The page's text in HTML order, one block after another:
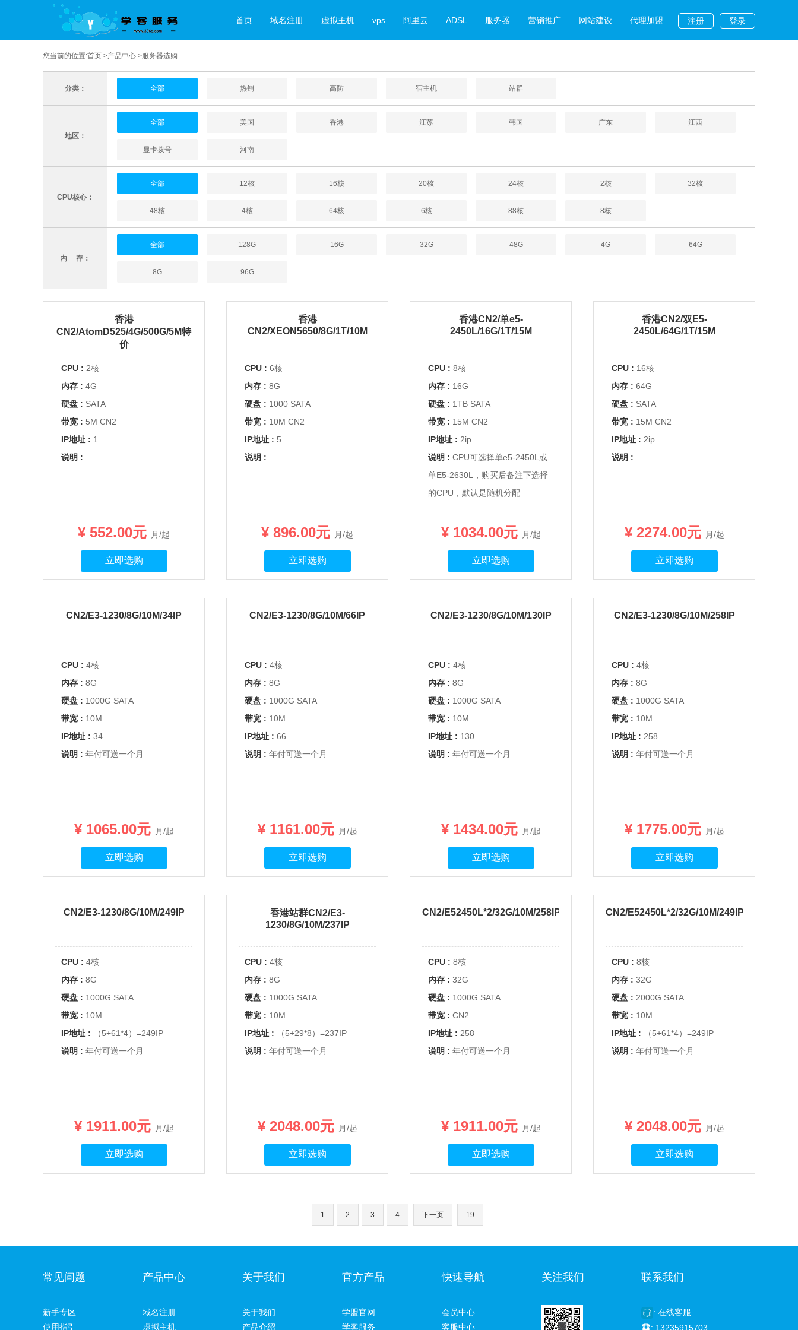
登录
注册
首页 域名注册 虚拟主机 vps 阿里云 ADSL 服务器 营销推广 网站建设 代理加盟
您当前的位置:首页 >产品中心 >服务器选购
分类： 全部 热销 高防 宿主机 站群
地区：
全部 美国 香港 江苏 韩国 广东 江西
显卡拨号 河南
CPU核心：
全部 12核 16核 20核 24核 2核 32核
48核 4核 64核 6核 88核 8核
内 存：
全部 128G 16G 32G 48G 4G 64G
8G 96G
香港
CN2/AtomD525/4G/500G/5M特
价
CPU : 2核
内存 : 4G
硬盘 : SATA
带宽 : 5M CN2
IP地址 : 1
说明 :
¥ 552.00元 月/起
立即选购
香港
CN2/XEON5650/8G/1T/10M
CPU : 6核
内存 : 8G
硬盘 : 1000 SATA
带宽 : 10M CN2
IP地址 : 5
说明 :
¥ 896.00元 月/起
立即选购
香港CN2/单e5-
2450L/16G/1T/15M
CPU : 8核
内存 : 16G
硬盘 : 1TB SATA
带宽 : 15M CN2
IP地址 : 2ip
说明 : CPU可选择单e5-2450L或
单E5-2630L，购买后备注下选择
的CPU，默认是随机分配
¥ 1034.00元 月/起
立即选购
香港CN2/双E5-
2450L/64G/1T/15M
CPU : 16核
内存 : 64G
硬盘 : SATA
带宽 : 15M CN2
IP地址 : 2ip
说明 :
¥ 2274.00元 月/起
立即选购
CN2/E3-1230/8G/10M/34IP
CPU : 4核
内存 : 8G
硬盘 : 1000G SATA
带宽 : 10M
IP地址 : 34
说明 : 年付可送一个月
¥ 1065.00元 月/起
立即选购
CN2/E3-1230/8G/10M/66IP
CPU : 4核
内存 : 8G
硬盘 : 1000G SATA
带宽 : 10M
IP地址 : 66
说明 : 年付可送一个月
¥ 1161.00元 月/起
立即选购
CN2/E3-1230/8G/10M/130IP
CPU : 4核
内存 : 8G
硬盘 : 1000G SATA
带宽 : 10M
IP地址 : 130
说明 : 年付可送一个月
¥ 1434.00元 月/起
立即选购
CN2/E3-1230/8G/10M/258IP
CPU : 4核
内存 : 8G
硬盘 : 1000G SATA
带宽 : 10M
IP地址 : 258
说明 : 年付可送一个月
¥ 1775.00元 月/起
立即选购
CN2/E3-1230/8G/10M/249IP
CPU : 4核
内存 : 8G
硬盘 : 1000G SATA
带宽 : 10M
IP地址 :
（5+61*4）=249IP
说明 : 年付可送一个月
¥ 1911.00元 月/起
立即选购
香港站群CN2/E3-
1230/8G/10M/237IP
CPU : 4核
内存 : 8G
硬盘 : 1000G SATA
带宽 : 10M
IP地址 :
（5+29*8）=237IP
说明 : 年付可送一个月
¥ 2048.00元 月/起
立即选购
CN2/E52450L*2/32G/10M/258IP
CPU : 8核
内存 : 32G
硬盘 : 1000G SATA
带宽 : CN2
IP地址 : 258
说明 : 年付可送一个月
¥ 1911.00元 月/起
立即选购
CN2/E52450L*2/32G/10M/249IP
CPU : 8核
内存 : 32G
硬盘 : 2000G SATA
带宽 : 10M
IP地址 :
（5+61*4）=249IP
说明 : 年付可送一个月
¥ 2048.00元 月/起
立即选购
1 2 3 4 下一页 19
常见问题
新手专区
使用指引
产品中心
域名注册
虚拟主机
关于我们
关于我们
产品介绍
官方产品
学盟官网
学客服务
快速导航
会员中心
客服中心
关注我们 联系我们
: 在线客服
: 13235915703